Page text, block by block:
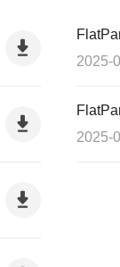
2025-
2025-